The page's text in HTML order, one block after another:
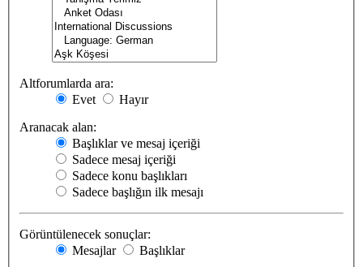
Altforumlarda ara:
Evet
Hayır
Aranacak alan:
Başlıklar ve mesaj içeriği
Sadece mesaj içeriği
Sadece konu başlıkları
Sadece başlığın ilk mesajı
Görüntülenecek sonuçlar:
Mesajlar
Başlıklar